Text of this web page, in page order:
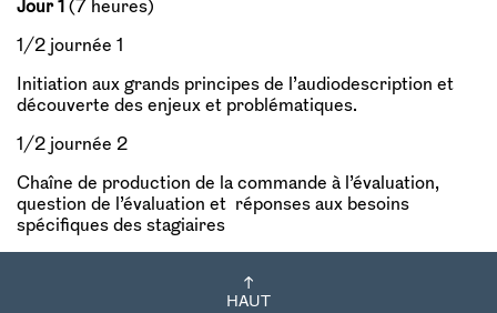
Jour 1 (7 heures)
1/2 journée 1
Initiation aux grands principes de l’audiodescription et
découverte des enjeux et problématiques.
1/2 journée 2
Chaîne de production de la commande à l’évaluation,
question de l’évaluation et réponses aux besoins
spécifiques des stagiaires
HAUT